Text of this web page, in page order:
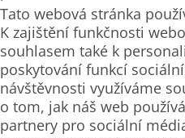
Tato webová stránka
K zajištění funkčnosti
souhlasem také k
poskytování funkcí
návštěvnosti využíváme
o tom, jak náš web
partnery pro sociální